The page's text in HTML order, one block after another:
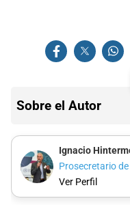
Sobre el Autor
Ignacio
Prosecretario
Ver Perfil